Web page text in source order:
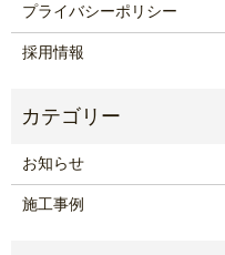
プライバシーポリシー
採用情報
お知らせ
施工事例